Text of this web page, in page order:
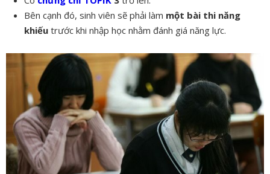
Bên cạnh đó, sinh viên sẽ phải làm một bài thi năng
khiếu trước khi nhập học nhằm đánh giá năng lực.